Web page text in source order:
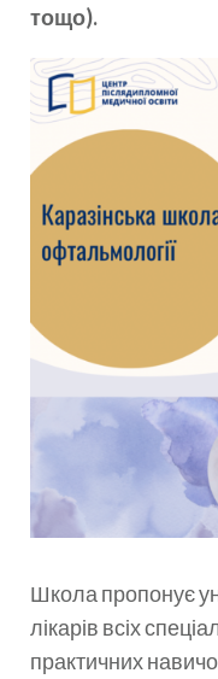
тощо).
Школа пропонує
лікарів всіх
практичних